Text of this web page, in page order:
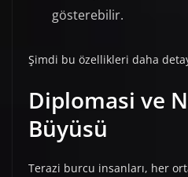
gösterebilir.
Şimdi bu özellikleri daha
Diplomasi ve
Büyüsü
Terazi burcu insanları, her